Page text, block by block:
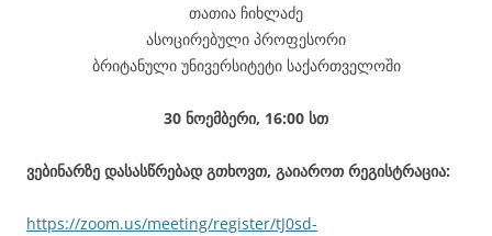
თათია ჩიხლაძე
ასოცირებული პროფესორი
ბრიტანული უნივერსიტეტი საქართველოში
30 ნოემბერი, 16:00 სთ
ვებინარზე დასასწრებად გთხოვთ, გაიაროთ რეგისტრაცია:
https://zoom.us/meeting/register/tJ0sd-